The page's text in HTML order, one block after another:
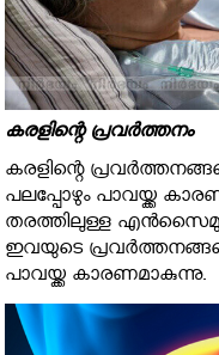
കരളിന്റെ പ്രവര്‍ത്തനം
കരളിന്റെ
പലപ്പോഴും പാവയ്ക്ക
തരത്തിലുള്ള
ഇവയുടെ
പാവയ്ക്ക കാരണമാകുന്നു.